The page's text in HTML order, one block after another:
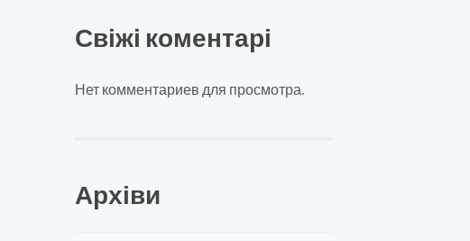
Свіжі коментарі
Нет комментариев для просмотра.
Архіви